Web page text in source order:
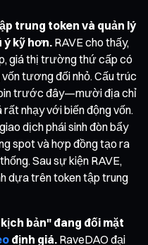
trung token và quản lý
kỹ hơn. RAVE cho thấy,
giá thị trường thứ cấp có
tương đối nhỏ. Cấu trúc
trước đây—mười địa chỉ
nhạy với biến động vốn.
dịch phái sinh đòn bẩy
spot và hợp đồng tạo ra
Sau sự kiện RAVE,
dựa trên token tập trung
bản" đang đối mặt
định giá. RaveDAO đại